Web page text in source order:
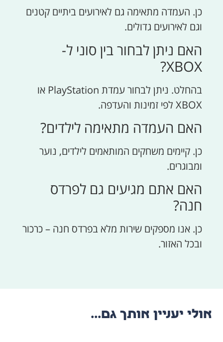
כן. העמדה מתאימה גם לאירועים ביתיים קטנים
וגם לאירועים גדולים.
האם ניתן לבחור בין סוני ל-
XBOX?
בהחלט. ניתן לבחור עמדת PlayStation או
XBOX לפי זמינות והעדפה.
האם העמדה מתאימה לילדים?
כן. קיימים משחקים המותאמים לילדים, נוער
ומבוגרים.
האם אתם מגיעים גם לפרדס
חנה?
כן. אנו מספקים שירות מלא בפרדס חנה – כרכור
ובכל האזור.
אולי יעניין אותך גם...